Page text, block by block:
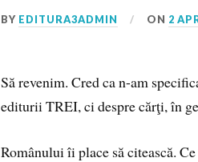
BY EDITURA3ADMIN ON 2
Să revenim. Cred ca n-am
editurii TREI, ci despre cărţi, în
Românului îi place să citească.